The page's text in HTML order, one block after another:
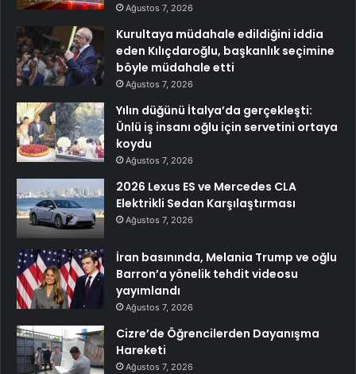
Ağustos 7, 2026
Kurultaya müdahale edildiğini iddia
eden Kılıçdaroğlu, başkanlık seçimine
böyle müdahale etti
Ağustos 7, 2026
Yılın düğünü İtalya’da gerçekleşti:
Ünlü iş insanı oğlu için servetini ortaya
koydu
Ağustos 7, 2026
2026 Lexus ES ve Mercedes CLA
Elektrikli Sedan Karşılaştırması
Ağustos 7, 2026
İran basınında, Melania Trump ve oğlu
Barron’a yönelik tehdit videosu
yayımlandı
Ağustos 7, 2026
Cizre’de Öğrencilerden Dayanışma
Hareketi
Ağustos 7, 2026